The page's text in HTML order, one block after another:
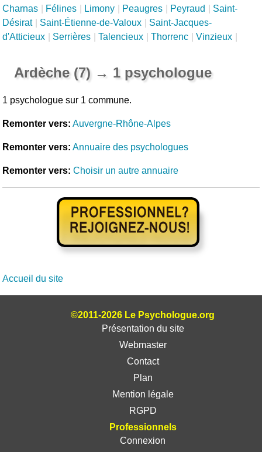
Charnas
Félines Limony Peaugres Peyraud
Saint-
Désirat
Saint-Étienne-de-Valoux
Saint-Jacques-
d'Atticieux
Serrières Talencieux Thorrenc Vinzieux
Ardèche (7) → 1 psychologue
1 psychologue sur 1 commune.
Remonter vers: Auvergne-Rhône-Alpes
Remonter vers: Annuaire des psychologues
Remonter vers: Choisir un autre annuaire
Accueil du site
©2011-2026 Le Psychologue.org
Présentation du site
Webmaster
Contact
Plan
Mention légale
RGPD
Professionnels
Connexion